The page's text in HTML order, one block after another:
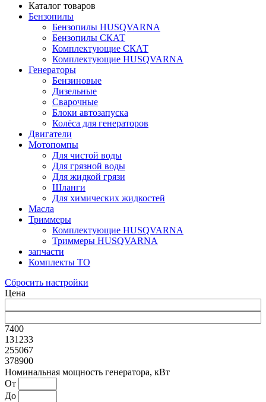
Каталог товаров
Бензопилы
Бензопилы HUSQVARNA
Бензопилы СКАТ
Комплектующие СКАТ
Комплектующие HUSQVARNA
Генераторы
Бензиновые
Дизельные
Сварочные
Блоки автозапуска
Колёса для генераторов
Двигатели
Мотопомпы
Для чистой воды
Для грязной воды
Для жидкой грязи
Шланги
Для химических жидкостей
Масла
Триммеры
Комплектующие HUSQVARNA
Триммеры HUSQVARNA
запчасти
Комплекты ТО
Сбросить настройки
Цена
7400
131233
255067
378900
Номинальная мощность генератора, кВт
От
До